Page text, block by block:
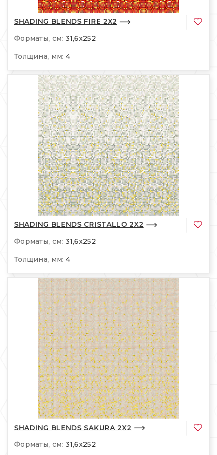
SHADING BLENDS FIRE 2X2
Форматы, см: 31,6x252
Толщина, мм: 4
SHADING BLENDS CRISTALLO 2X2
Форматы, см: 31,6x252
Толщина, мм: 4
SHADING BLENDS SAKURA 2X2
Форматы, см: 31,6x252